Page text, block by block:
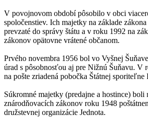
V povojnovom období pôsobilo v obci
spoločenstiev. Ich majetky na základe
prevzaté do správy štátu a v roku 1992 na
zákonov opätovne vrátené občanom.
Prvého novembra 1956 bol vo Vyšnej
úrad s pôsobnosťou aj pre Nižnú Šuňavu. V
na pošte zriadená pobočka Štátnej sporiteľne
Súkromné majetky (predajne a hostince) boli
znárodňovacích zákonov roku 1948
družstevnej organizácie Jednota.